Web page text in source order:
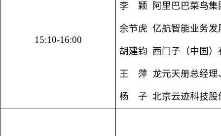
15:10-16:00
李 颖 阿里巴巴菜鸟集
余节虎 亿航智能业务发
胡建钧 西门子（中国）
王 萍 龙元天册总经理
杨 子 北京云迹科技股